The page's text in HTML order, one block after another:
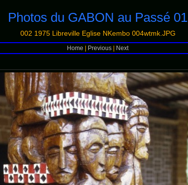
Photos du GABON au Passé 01
002 1975 Libreville Eglise NKembo 004wtmk.JPG
Home Previous Next